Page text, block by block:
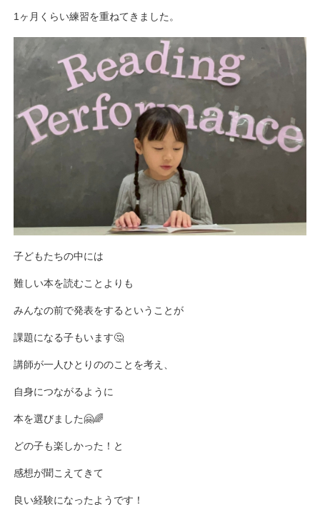
1ヶ月くらい練習を重ねてきました。
子どもたちの中には
難しい本を読むことよりも
みんなの前で発表をするということが
課題になる子もいます🤔
講師が一人ひとりののことを考え、
自身につながるように
本を選びました🤗🌈
どの子も楽しかった！と
感想が聞こえてきて
良い経験になったようです！